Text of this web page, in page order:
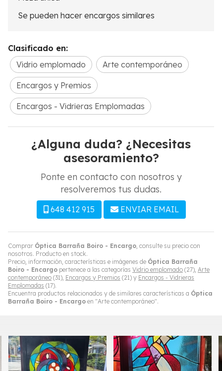
Comprar Óptica Barraña Boiro - Encargo , consulte su precio con
nosotros. Producto en stock.
Precio, información, características e imágenes de Óptica Barraña
Boiro - Encargo pertenece a las categorías Vidrio emplomado (27), Arte
contemporáneo (31), Encargos y Premios (21) y Encargos - Vidrieras
Emplomadas (17).
Encuentra productos relacionados y de similares características a Óptica
Barraña Boiro - Encargo en "Arte contemporáneo".
Se pueden hacer encargos similares
Clasificado en:
Vidrio emplomado
Arte contemporáneo
Encargos y Premios
Encargos - Vidrieras Emplomadas
¿Alguna duda? ¿Necesitas
asesoramiento?
Ponte en contacto con nosotros y
resolveremos tus dudas.
648 412 915 ENVIAR EMAIL